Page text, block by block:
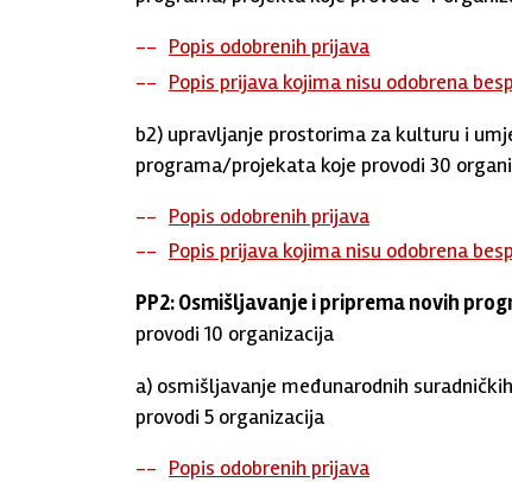
Popis odobrenih prijava
Popis prijava kojima nisu odobrena
b2) upravljanje prostorima za kulturu i
programa/projekata koje provodi 30
Popis odobrenih prijava
Popis prijava kojima nisu odobrena
PP2: Osmišljavanje i priprema novih
provodi 10 organizacija
a) osmišljavanje međunarodnih
provodi 5 organizacija
Popis odobrenih prijava